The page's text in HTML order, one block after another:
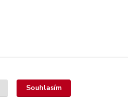
Souhlasím